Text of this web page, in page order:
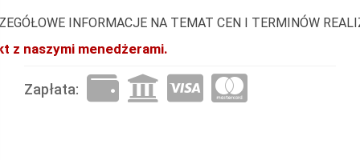
INFORMACJE NA TEMAT CEN I TERMINÓW
z naszymi menedżerami.
Zapłata: